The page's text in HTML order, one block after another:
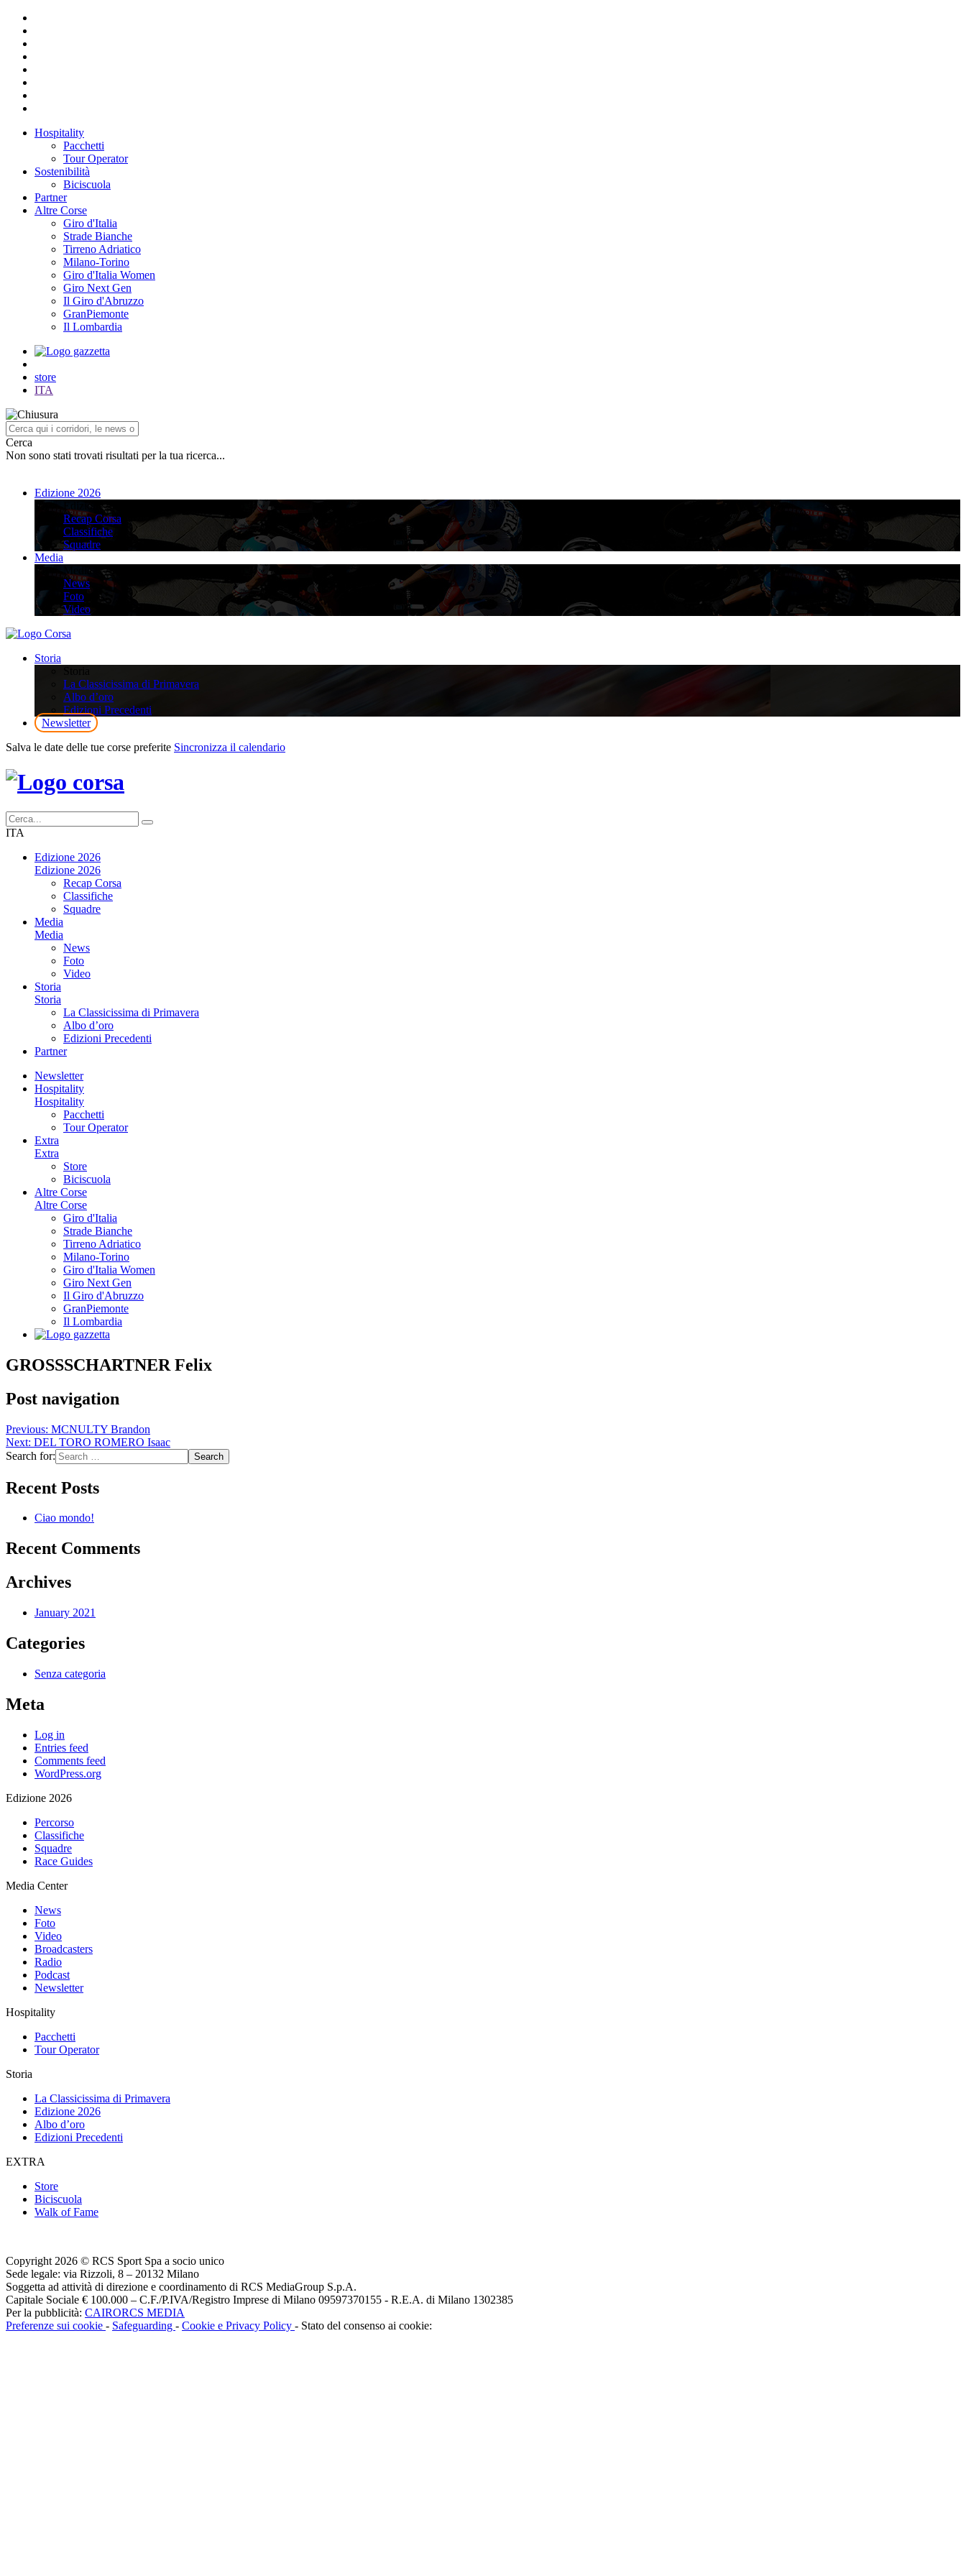
Hospitality
Pacchetti
Tour Operator
Sostenibilità
Biciscuola
Partner
Altre Corse
Giro d'Italia
Strade Bianche
Tirreno Adriatico
Milano-Torino
Giro d'Italia Women
Giro Next Gen
Il Giro d'Abruzzo
GranPiemonte
Il Lombardia
store
ITA
Cerca
Non sono stati trovati risultati per la tua ricerca...
Edizione 2026
Edizione 2026
Recap Corsa
Classifiche
Squadre
Media
Media
News
Foto
Video
Storia
La Classicissima di Primavera
Albo d’oro
Edizioni Precedenti
Newsletter
Salva le date delle tue corse preferite Sincronizza il calendario
ITA
Edizione 2026
Edizione 2026
Recap Corsa
Classifiche
Squadre
Media
Media
News
Foto
Video
Storia
Storia
La Classicissima di Primavera
Albo d’oro
Edizioni Precedenti
Partner
Newsletter
Hospitality
Hospitality
Pacchetti
Tour Operator
Extra
Extra
Store
Biciscuola
Altre Corse
Altre Corse
Giro d'Italia
Strade Bianche
Tirreno Adriatico
Milano-Torino
Giro d'Italia Women
Giro Next Gen
Il Giro d'Abruzzo
GranPiemonte
Il Lombardia
GROSSSCHARTNER Felix
Post navigation
Previous: MCNULTY Brandon
Next: DEL TORO ROMERO Isaac
Search for:
Recent Posts
Ciao mondo!
Recent Comments
Archives
January 2021
Categories
Senza categoria
Meta
Log in
Entries feed
Comments feed
WordPress.org
Edizione 2026
Percorso
Classifiche
Squadre
Race Guides
Media Center
News
Foto
Video
Broadcasters
Radio
Podcast
Newsletter
Hospitality
Pacchetti
Tour Operator
Storia
La Classicissima di Primavera
Edizione 2026
Albo d’oro
Edizioni Precedenti
EXTRA
Store
Biciscuola
Walk of Fame
Copyright 2026 © RCS Sport Spa a socio unico
Sede legale: via Rizzoli, 8 – 20132 Milano
Soggetta ad attività di direzione e coordinamento di RCS MediaGroup S.p.A.
Capitale Sociale € 100.000 – C.F./P.IVA/Registro Imprese di Milano 09597370155 - R.E.A. di Milano 1302385
Per la pubblicità: CAIRORCS MEDIA
Preferenze sui cookie - Safeguarding - Cookie e Privacy Policy - Stato del consenso ai cookie: